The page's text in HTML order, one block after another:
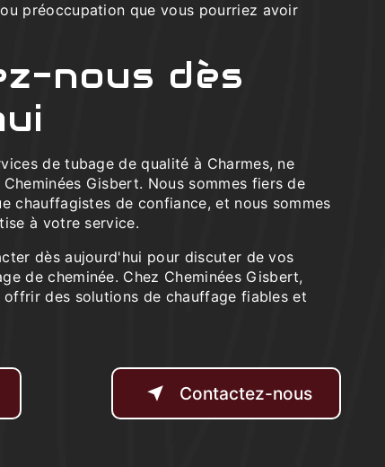
préoccupation que vous pourriez avoir
nous dès
de tubage de qualité à Charmes, ne
Gisbert. Nous sommes fiers de
chauffagistes de confiance, et nous sommes
à votre service.
dès aujourd'hui pour discuter de vos
de cheminée. Chez Cheminées Gisbert,
offrir des solutions de chauffage fiables et
Contactez-nous